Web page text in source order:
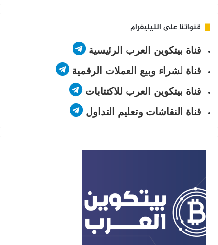
قنواتنا على التيليغرام
قناة بيتكوين العرب الرئيسية
قناة لشراء وبيع العملات الرقمية
قناة بيتكوين العرب للاكتتابات
قناة النقاشات وتعليم التداول